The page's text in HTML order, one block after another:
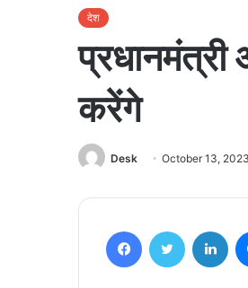
देश
करेंगे
Desk October 13, 2023